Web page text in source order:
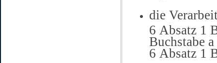
die
6 Absatz 1
Buchstabe
6 Absatz 1